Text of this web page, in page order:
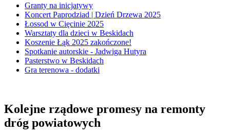
Granty na inicjatywy
Koncert Paprodziad | Dzień Drzewa 2025
Łossod w Cięcinie 2025
Warsztaty dla dzieci w Beskidach
Koszenie Łąk 2025 zakończone!
Spotkanie autorskie - Jadwiga Hutyra
Pasterstwo w Beskidach
Gra terenowa - dodatki
Kolejne rządowe promesy na remonty
dróg powiatowych